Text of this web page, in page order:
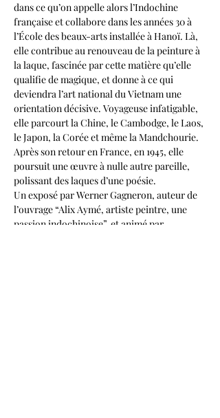
dans ce qu’on appelle alors l’Indochine
française et collabore dans les années 30 à
l’École des beaux-arts installée à Hanoï. Là,
elle contribue au renouveau de la peinture à
la laque, fascinée par cette matière qu’elle
qualifie de magique, et donne à ce qui
deviendra l’art national du Vietnam une
orientation décisive. Voyageuse infatigable,
elle parcourt la Chine, le Cambodge, le Laos,
le Japon, la Corée et même la Mandchourie.
Après son retour en France, en 1945, elle
poursuit une œuvre à nulle autre pareille,
polissant des laques d’une poésie.
Un exposé par Werner Gagneron, auteur de
l’ouvrage “Alix Aymé, artiste peintre, une
passion indochinoise”, et animé par